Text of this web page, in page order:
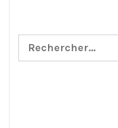
Rechercher :